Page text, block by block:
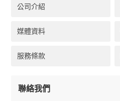
公司介紹
媒體資料
服務條款
聯絡我們